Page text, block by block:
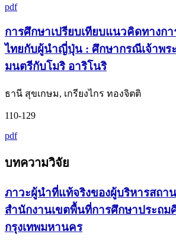
pdf
การศึกษาเปรียบเทียบแนวคิดทางก
ไทยกับผู้นำญี่ปุ่น : ศึกษากรณีเจ้าพร
มนตรีกับโมริ อาริโนริ
ธานี สุขเกษม, เกรียงไกร ทองจิตติ
110-129
pdf
บทความวิจัย
ภาวะผู้นำที่แท้จริงของผู้บริหารสถา
สำนักงานเขตพื้นที่การศึกษาประถม
กรุงเทพมหานคร